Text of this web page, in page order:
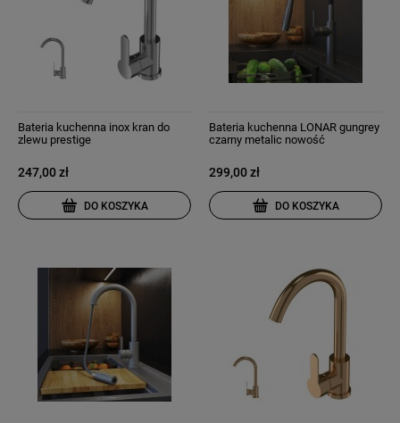
Bateria kuchenna inox kran do
zlewu prestige
247,00 zł
DO KOSZYKA
Bateria kuchenna LONAR gungrey
czarny metalic nowość
299,00 zł
DO KOSZYKA